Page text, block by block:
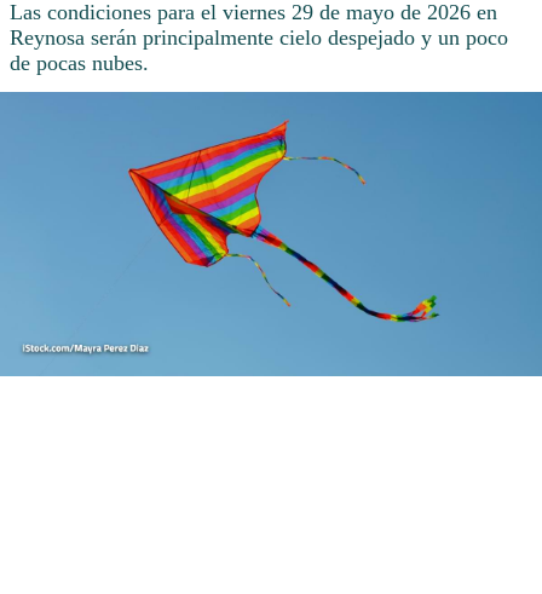
Las condiciones para el viernes 29 de mayo de 2026 en
Reynosa serán principalmente cielo despejado y un poco
de pocas nubes.